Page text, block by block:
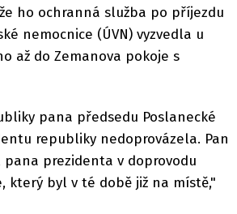
ho ochranná služba po příjezdu
nemocnice (ÚVN) vyzvedla u
až do Zemanova pokoje s
pana předsedu Poslanecké
republiky nedoprovázela. Pan
prezidenta v doprovodu
který byl v té době již na místě,"